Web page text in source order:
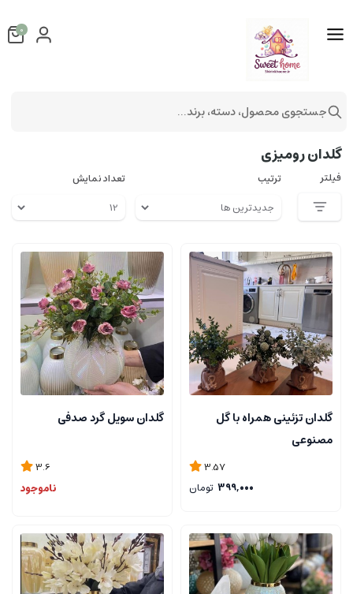
گلدان رومیزی
فیلتر ترتیب تعداد نمایش
گلدان تزئینی همراه با گل
مصنوعی
3.57
399,000 تومان
گلدان سویل گرد صدفی
3.6
ناموجود
0
جستجوی محصول، دسته، برند...